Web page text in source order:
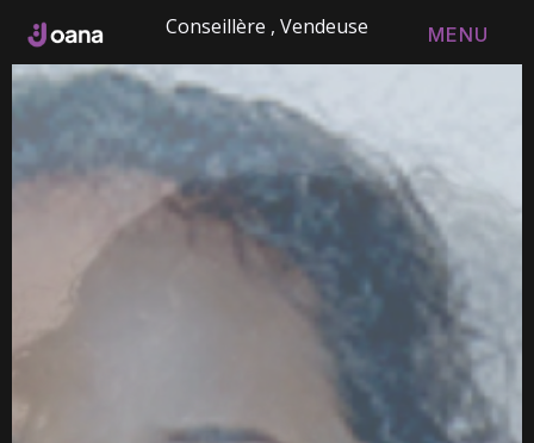
MENU
FERMER
Conseillère , Vendeuse